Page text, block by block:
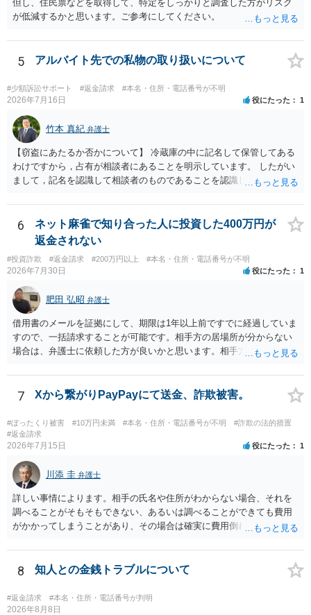
但し、住民票などを取得して、特定をしっかりと調査した方がリスク
が低減するかと思います。ご参考にしてください。
5 アルバイト先での私物の取り扱いについて
#少額訴訟サポート #返金請求 #本名・住所・電話番号が不明
2026年7月16日 役にたった 1
竹本 真紀 弁護士
【窃盗にあたるか否かについて】 冷蔵庫の中に記名して保管してある
わけですから，占有が相談者にあることを明示しています。 したがい
まして，記名を認識して相談者のものであることを認識していながら
盗罪が成立します。 しかし，窃盗罪は，故意犯です。 過失犯の場合に
は，窃盗罪は成立しません。処罰規定がないからです。 おそらく，持
ち出した方は，相談者の記名に気づかず，自分のものと間違えて持ち
出してしまったのでしょう。 残っているのが無記名（つまり，自分の
物に記名していない）のようですから，記名を気にしていない方だと
思います。 この場合は，過失にすぎませんから，窃盗罪は成立せず，
刑事的処罰を求めることはできません。 【弁償してもらうことは可能
か】 刑事ではなく民事の場合，不法行為に基づく損害賠償請求が問題
となります。 不法行為に基づく損害賠償請求は，故意だけではなく過
失も対象となります。 したがいまして，弁償してもらうことは可能で
す。 ただし，間違えた方が誰かわかることが重要にはなります。
6
ネット麻雀で知り合った人に投資した400万円が
返金されない
#投資詐欺 #返金請求 #200万円以上 #本名・住所・電話番号が不明
2026年7月30日 役にたった 1
肥田 弘昭 弁護士
借用書のメールを証拠にして、期限は1年以上前ですでに経過していま
すので、一括請求することが可能です。相手方の居場所が分からない
場合は、弁護士に依頼した方が良いかと思います。相手方の居場所が
さい。
7 Xから繋がりPayPayにて送金、詐欺被害。
#ぼったくり被害 #10万円未満 #本名・住所・電話番号が不明
#詐欺の法的措置
#返金請求
2026年7月15日 役にたった 1
川添 圭 弁護士
詳しい事情によります。相手の氏名や住所がわからない場合、それを
調べることがそもそもできない、あるいは調べることができても費用
がかかってしまうことがあり、その場合は確実に費用倒れになりそう
8 知人との金銭トラブルについて
#返金請求 #本名・住所・電話番号が判明
2026年8月8日